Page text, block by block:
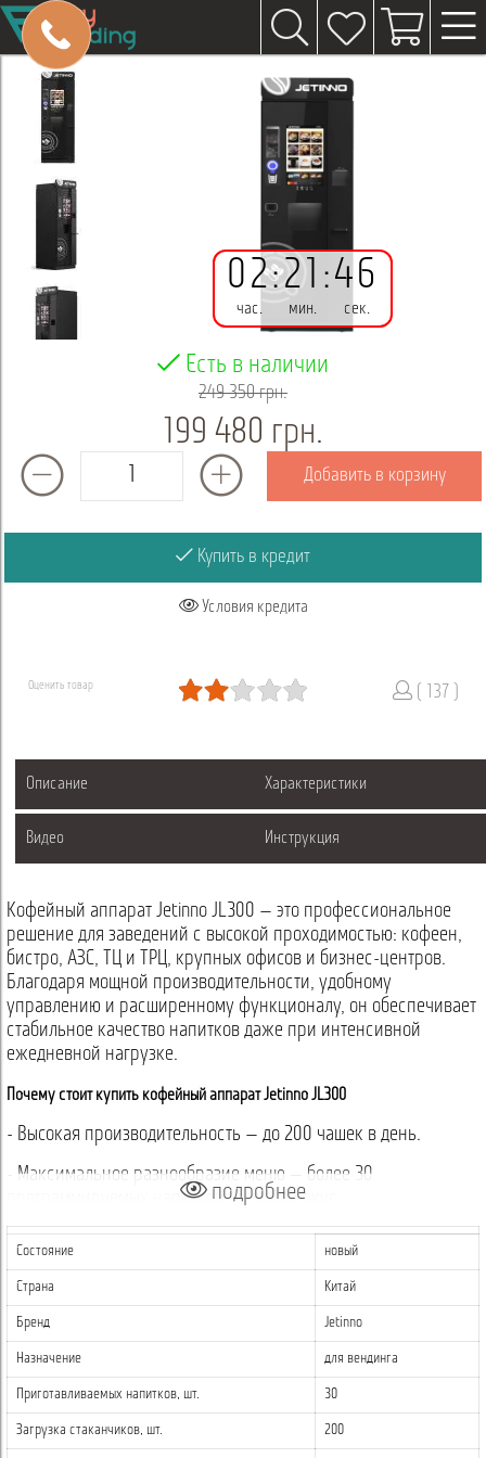
02
час.
:21
мин.
:45
сек.
Есть в наличии
249 350 грн.
199 480 грн.
Добавить в корзину
Купить в кредит
Условия кредита
Оценить товар ( 137 )
Описание Характеристики
Видео Инструкция
Кофейный аппарат Jetinno JL300 — это профессиональное
решение для заведений с высокой проходимостью: кофеен,
бистро, АЗС, ТЦ и ТРЦ, крупных офисов и бизнес-центров.
Благодаря мощной производительности, удобному
управлению и расширенному функционалу, он обеспечивает
стабильное качество напитков даже при интенсивной
ежедневной нагрузке.
Почему стоит купить кофейный аппарат Jetinno JL300
- Высокая производительность — до 200 чашек в день.
- Максимальное разнообразие меню — более 30
программируемых напитков на любой вкус.
- Сиропная станция и охладитель — возможность готовить
напитки с добавлением 4-х различных сиропов.
- Современный интерфейс — 21,5-дюймовый вертикальный
сенсорный дисплей с интуитивным главным меню и
дополнительным детским/безбарьерным меню.
- Удобство в использовании — автоматическая очистка,
встроенный диспенсер стаканов и + диспенсер крышек,
подробнее
Состояние новый
Страна Китай
Бренд Jetinno
Назначение для вендинга
Приготавливаемых напитков, шт. 30
Загрузка стаканчиков, шт. 200